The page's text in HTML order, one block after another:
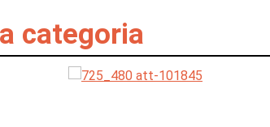
categoria